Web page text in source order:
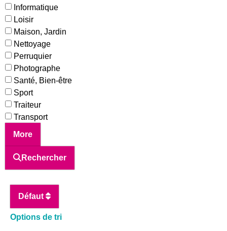
Informatique
Loisir
Maison, Jardin
Nettoyage
Perruquier
Photographe
Santé, Bien-être
Sport
Traiteur
Transport
More
Rechercher
Défaut
Options de tri